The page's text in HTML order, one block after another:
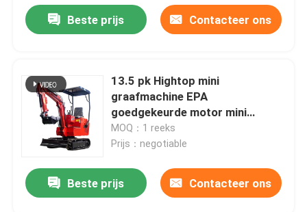
Beste prijs Contacteer ons
13.5 pk Hightop mini
graafmachine EPA
goedgekeurde motor mini
graafmachine
MOQ：1 reeks
Prijs：negotiable
Beste prijs Contacteer ons